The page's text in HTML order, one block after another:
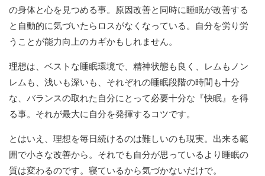
の身体と心を見つめる事。原因改善と同時に睡眠が改善する
と自動的に気づいたらロスがなくなっている。自分を労り労
うことが能力向上のカギかもしれません。
理想は、ベストな睡眠環境で、精神状態も良く、レムもノン
レムも、浅いも深いも、それぞれの睡眠段階の時間も十分
な、バランスの取れた自分にとって必要十分な『快眠』を得
る事。それが最大に自分を発揮するコツです。
とはいえ、理想を毎日続けるのは難しいのも現実。出来る範
囲で小さな改善から。それでも自分が思っているより睡眠の
質は変わるのです。寝ているから気づかないだけで。